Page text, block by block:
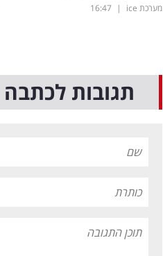
מערכת ice |
16:47
תגובות לכתבה